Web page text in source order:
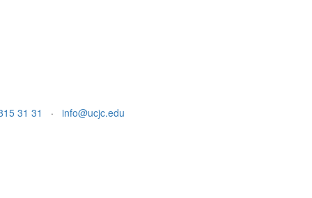
31 31 · info@ucjc.edu